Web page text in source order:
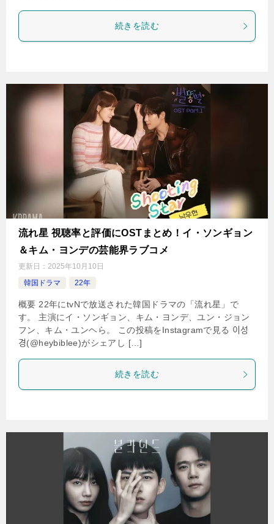
続きを読む
流れ星 視聴率と評価にOSTまとめ！イ・ソンギョン
＆キム・ヨンデの芸能界ラブコメ
更新日： 2025年10月10日
韓国ドラマ
22年
概要 22年にtvNで放送された韓国ドラマの「流れ星」で
す。 主演にイ・ソンギョン、キム・ヨンデ、ユン・ジョン
フン、キム・ユンヘら。 この投稿をInstagramで見る 이성
경(@heybiblee)がシェアし […]
続きを読む